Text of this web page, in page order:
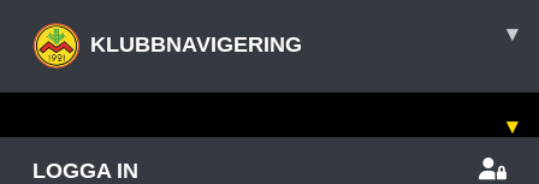
KLUBBNAVIGERING ▾
▾
LOGGA IN